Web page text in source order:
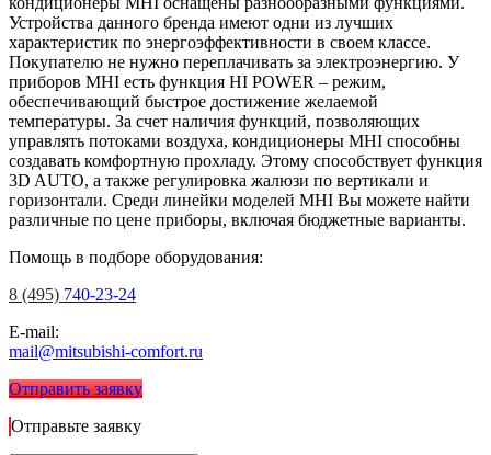
Устройства данного бренда имеют одни из лучших
характеристик по энергоэффективности в своем классе.
Покупателю не нужно переплачивать за электроэнергию. У
приборов MHI есть функция HI POWER – режим,
обеспечивающий быстрое достижение желаемой
температуры. За счет наличия функций, позволяющих
управлять потоками воздуха, кондиционеры MHI способны
создавать комфортную прохладу. Этому способствует функция
3D AUTO, а также регулировка жалюзи по вертикали и
горизонтали. Среди линейки моделей MHI Вы можете найти
различные по цене приборы, включая бюджетные варианты.
Помощь в подборе оборудования:
8 (495) 740-23-24
E-mail:
mail@mitsubishi-comfort.ru
Отправить заявку
Отправьте заявку